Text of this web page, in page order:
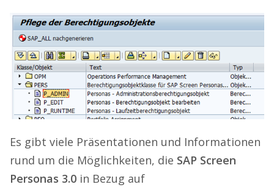
Es gibt viele Präsentationen und Informationen
rund um die Möglichkeiten, die SAP Screen
Personas 3.0 in Bezug auf